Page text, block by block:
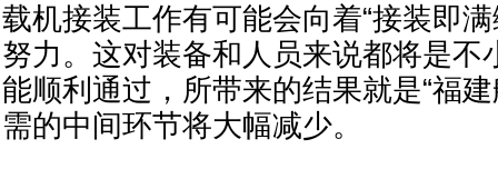
载机接装工作有可能会向着“接装即
努力。这对装备和人员来说都将是不
能顺利通过，所带来的结果就是“福
需的中间环节将大幅减少。